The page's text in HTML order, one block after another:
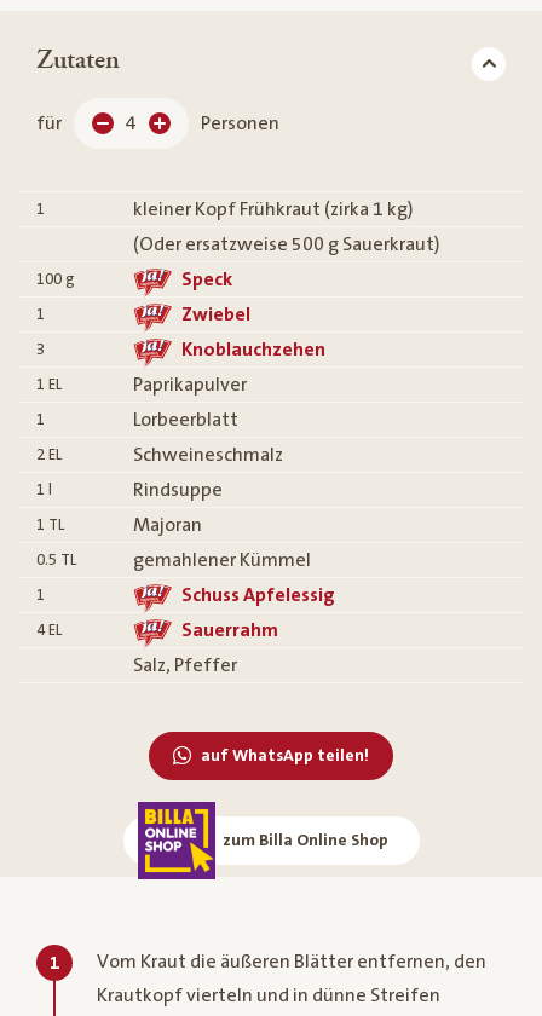
Zutaten
für 4 Personen
1
kleiner Kopf Frühkraut (zirka 1 kg)
(Oder ersatzweise 500 g Sauerkraut)
100 g Speck
1 Zwiebel
3 Knoblauchzehen
1 EL Paprikapulver
1 Lorbeerblatt
2 EL Schweineschmalz
1 Rindsuppe
1 TL Majoran
0.5 TL gemahlener Kümmel
1 Schuss Apfelessig
4 EL
Sauerrahm
Salz, Pfeffer
auf WhatsApp teilen!
zum Billa Online Shop
1
Vom Kraut die äußeren Blätter entfernen, den
Krautkopf vierteln und in dünne Streifen